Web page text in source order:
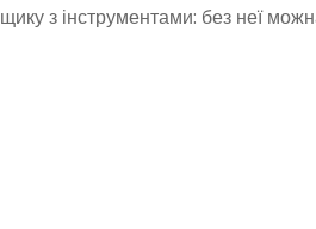
з інструментами: без неї